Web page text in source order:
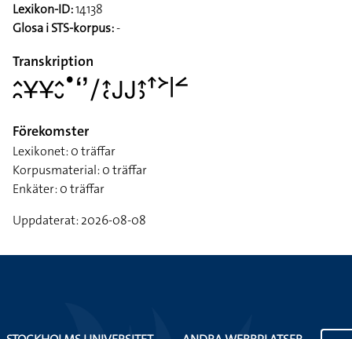
Lexikon-ID:14138
Glosa i STS-korpus:-
Transkription
􌤵􌥘􌥃􌥃􌤵􌤷􌤟􌥬􌥠􌤴􌥗􌤢􌤢􌤴􌤶􌦃􌦅􌥼􌥮
Förekomster
Lexikonet: 0 träffar
Korpusmaterial: 0 träffar
Enkäter: 0 träffar
Uppdaterat: 2026-08-08